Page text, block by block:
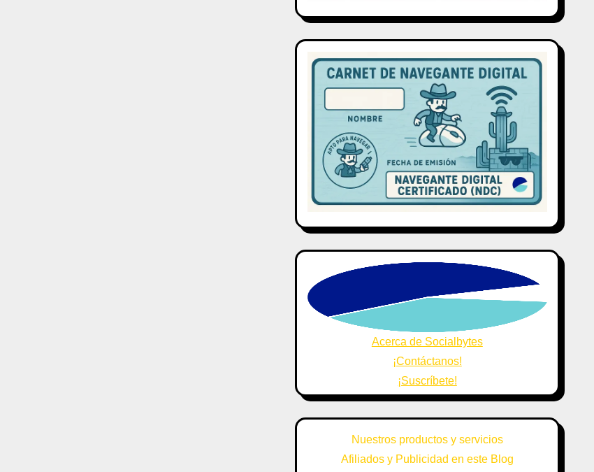
Acerca de Socialbytes
¡Contáctanos!
¡Suscríbete!
Nuestros productos y servicios
Afiliados y Publicidad en este Blog